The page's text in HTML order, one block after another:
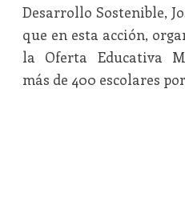
Desarrollo Sostenible,
que en esta acción,
la Oferta Educativa
más de 400 escolares